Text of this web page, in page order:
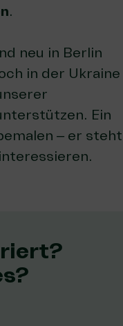
.
neu in Berlin
in der Ukraine
Ein
– er steht